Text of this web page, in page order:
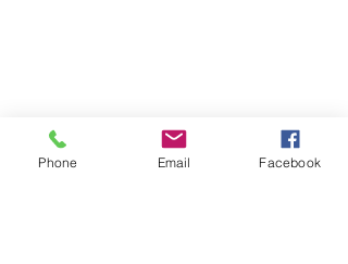
Phone Email Facebook